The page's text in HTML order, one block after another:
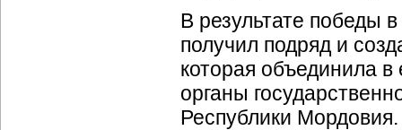
В результате победы
получил подряд и
которая объединила
органы
Республики Мордовия.